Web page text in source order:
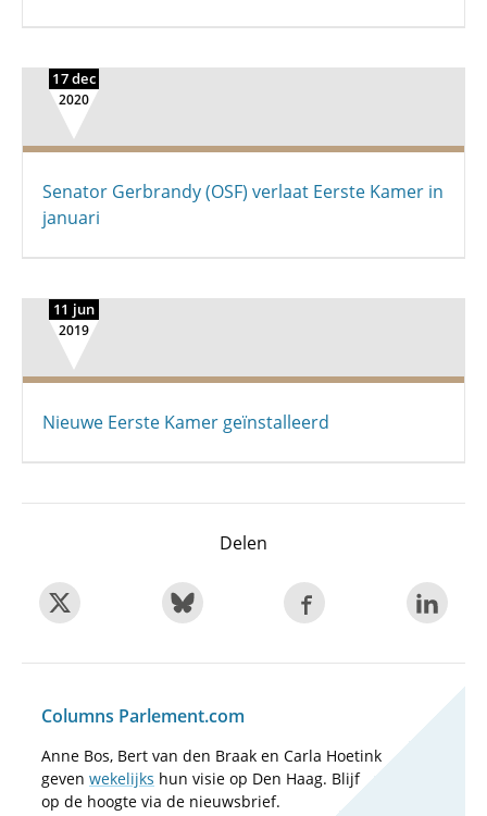
17 dec
2020
Senator Gerbrandy (OSF) verlaat Eerste Kamer in
januari
11 jun
2019
Nieuwe Eerste Kamer geïnstalleerd
Delen
Columns Parlement.com
Anne Bos, Bert van den Braak en Carla Hoetink
geven wekelijks hun visie op Den Haag. Blijf
op de hoogte via de nieuwsbrief.